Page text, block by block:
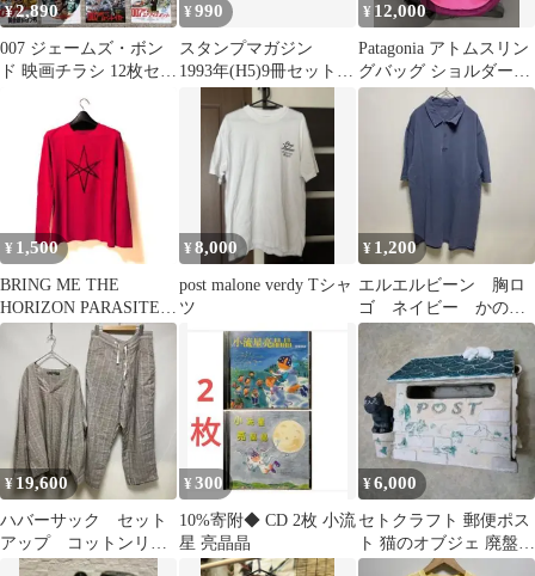
¥2,890
007 ジェームズ・ボン
ド 映画チラシ 12枚セッ
¥990
スタンプマガジン
1993年(H5)9冊セット
郵趣出版 切手 コレ
クション
¥ 12,000
Patagonia アトムスリン
グバッグ ショルダーバ
ッグ ピンク
¥ 1,500
BRING ME THE
HORIZON PARASITE
EVEロングスリーブ
¥8,000
post malone verdy Tシャ
ツ
¥ 1,200
エルエルビーン 胸ロ
ゴ ネイビー かの
子 アウトドア
OBWN9
¥ 19,600
ハバーサック セット
アップ コットンリネ
ン ストライプ フレ
¥ 300
10%寄附◆ CD 2枚 小流
星 亮晶晶
¥6,000
セトクラフト 郵便ポス
ト 猫のオブジェ 廃盤
（ラ・カンパーニュ）